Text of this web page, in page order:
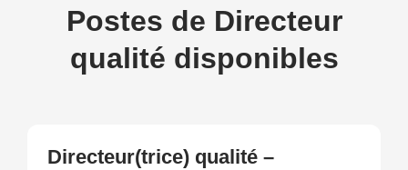
Postes de Directeur
qualité disponibles
Directeur(trice) qualité –